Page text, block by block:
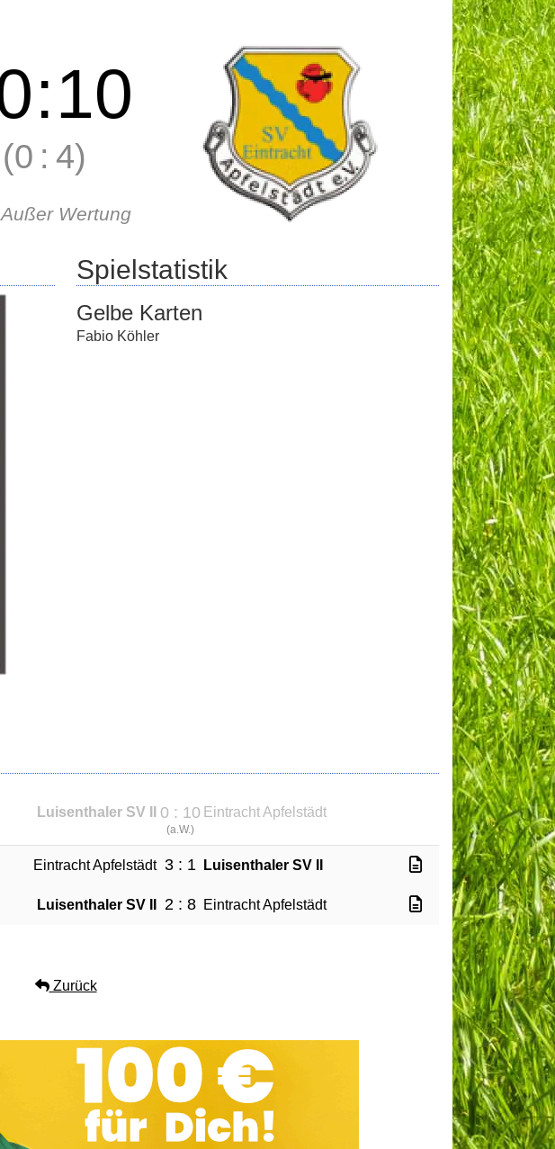
:10
(0 : 4)
Außer Wertung
Spielstatistik
Gelbe Karten
Fabio Köhler
Luisenthaler SV II 0 : 10
(a.W.)
Eintracht Apfelstädt
Eintracht Apfelstädt 3 : 1 Luisenthaler SV II
Luisenthaler SV II 2 : 8 Eintracht Apfelstädt
Zurück